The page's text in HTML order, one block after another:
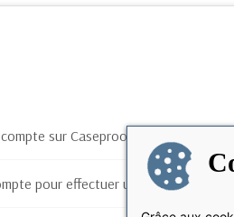
sur Caseproof ?
pour effectuer un achat ?